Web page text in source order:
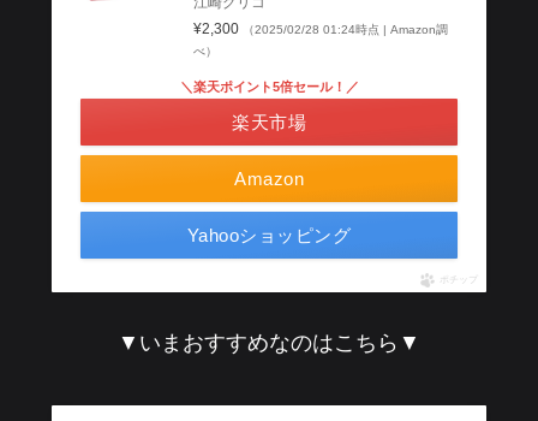
¥2,300
（2025/02/28 01:24時点 | Amazon調
べ）
Amazon
＼楽天ポイント5倍セール！／
楽天市場
Yahooショッピング
ポチップ
▼いまおすすめなのはこちら▼